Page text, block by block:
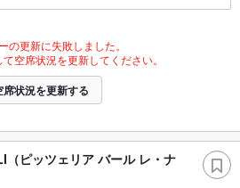
の更新に失敗しました。
空席状況を更新してください。
席状況を更新する
ピッツェリア バール レ・ナ